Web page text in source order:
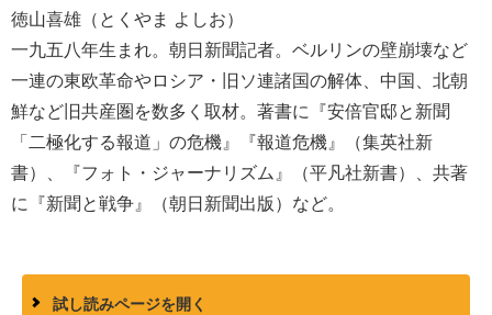
徳山喜雄（とくやま よしお）
一九五八年生まれ。朝日新聞記者。ベルリンの壁崩壊など
一連の東欧革命やロシア・旧ソ連諸国の解体、中国、北朝
鮮など旧共産圏を数多く取材。著書に『安倍官邸と新聞
「二極化する報道」の危機』『報道危機』（集英社新
書）、『フォト・ジャーナリズム』（平凡社新書）、共著
に『新聞と戦争』（朝日新聞出版）など。
試し読みページを開く